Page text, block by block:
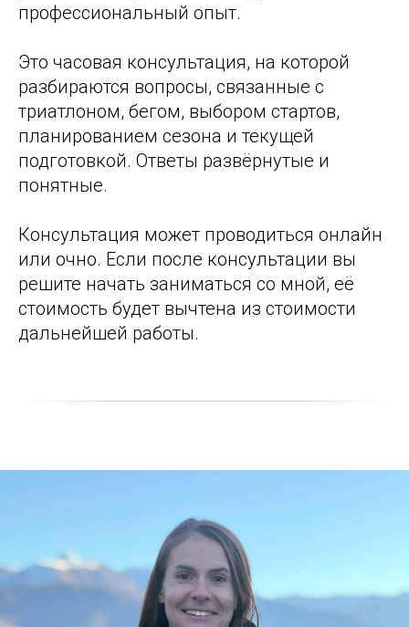
профессиональный опыт.
Это часовая консультация, на которой
разбираются вопросы, связанные с
триатлоном, бегом, выбором стартов,
планированием сезона и текущей
подготовкой. Ответы развёрнутые и
понятные.
Консультация может проводиться онлайн
или очно. Если после консультации вы
решите начать заниматься со мной, её
стоимость будет вычтена из стоимости
дальнейшей работы.